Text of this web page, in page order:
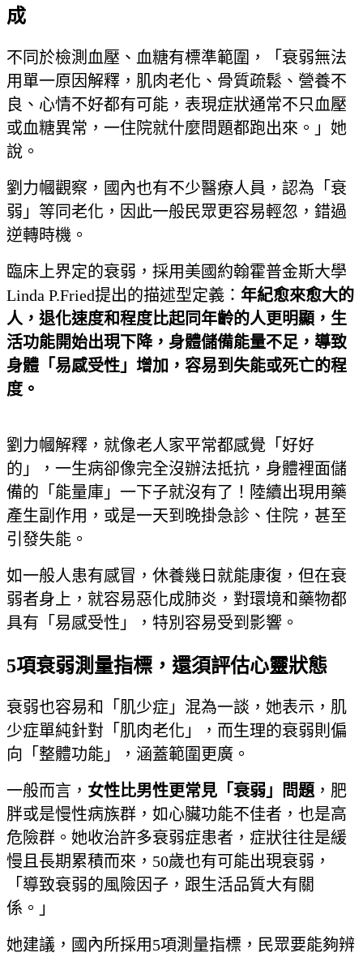
成
不同於檢測血壓、血糖有標準範圍，「衰弱無法
用單一原因解釋，肌肉老化、骨質疏鬆、營養不
良、心情不好都有可能，表現症狀通常不只血壓
或血糖異常，一住院就什麼問題都跑出來。」她
說。
劉力幗觀察，國內也有不少醫療人員，認為「衰
弱」等同老化，因此一般民眾更容易輕忽，錯過
逆轉時機。
臨床上界定的衰弱，採用美國約翰霍普金斯大學
Linda P.Fried提出的描述型定義： 年紀愈來愈大的
人，退化速度和程度比起同年齡的人更明顯，生
活功能開始出現下降，身體儲備能量不足，導致
身體「易感受性」增加，容易到失能或死亡的程
度。
劉力幗解釋，就像老人家平常都感覺「好好
的」，一生病卻像完全沒辦法抵抗，身體裡面儲
備的「能量庫」一下子就沒有了！陸續出現用藥
產生副作用，或是一天到晚掛急診、住院，甚至
引發失能。
如一般人患有感冒，休養幾日就能康復，但在衰
弱者身上，就容易惡化成肺炎，對環境和藥物都
具有「易感受性」，特別容易受到影響。
5項衰弱測量指標，還須評估心靈狀態
衰弱也容易和「肌少症」混為一談，她表示，肌
少症單純針對「肌肉老化」，而生理的衰弱則偏
向「整體功能」，涵蓋範圍更廣。
一般而言， 女性比男性更常見「衰弱」問題 ，肥
胖或是慢性病族群，如心臟功能不佳者，也是高
危險群。她收治許多衰弱症患者，症狀往往是緩
慢且長期累積而來，50歲也有可能出現衰弱，
「導致衰弱的風險因子，跟生活品質大有關
係。」
她建議，國內所採用5項測量指標，民眾要能夠辨